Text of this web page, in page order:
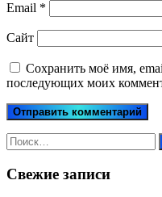
Email *
Сайт
Сохранить моё имя,
последующих моих
Найти:
Свежие записи